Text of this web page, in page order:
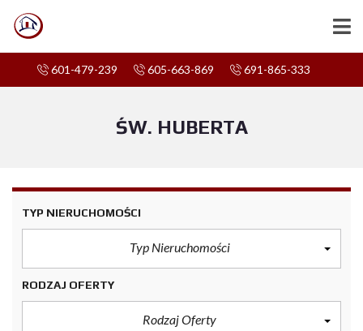
601-479-239 605-663-869 691-865-333
ŚW. HUBERTA
TYP NIERUCHOMOŚCI
Typ Nieruchomości
RODZAJ OFERTY
Rodzaj Oferty